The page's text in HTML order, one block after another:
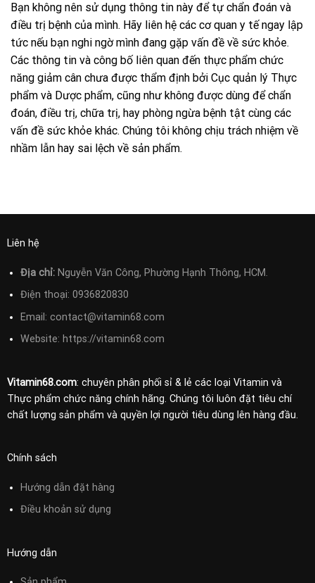
Bạn không nên sử dụng thông tin này để tự chẩn đoán và
điều trị bệnh của mình. Hãy liên hệ các cơ quan y tế ngay lập
tức nếu bạn nghi ngờ mình đang gặp vấn đề về sức khỏe.
Các thông tin và công bố liên quan đến thực phẩm chức
năng giảm cân chưa được thẩm định bởi Cục quản lý Thực
phẩm và Dược phẩm, cũng như không được dùng để chẩn
đoán, điều trị, chữa trị, hay phòng ngừa bệnh tật cùng các
vấn đề sức khỏe khác. Chúng tôi không chịu trách nhiệm về
nhầm lẫn hay sai lệch về sản phẩm.
Liên hệ
Địa chỉ:Nguyễn Văn Công, Phường Hạnh Thông, HCM.
Điện thoại: 0936820830
Email: contact@vitamin68.com
Website: https://vitamin68.com
Vitamin68.com: chuyên phân phối sỉ & lẻ các loại Vitamin và
Thực phẩm chức năng chính hãng. Chúng tôi luôn đặt tiêu chí
chất lượng sản phẩm và quyền lợi người tiêu dùng lên hàng đầu.
Chính sách
Hướng dẫn đặt hàng
Điều khoản sử dụng
Hướng dẫn